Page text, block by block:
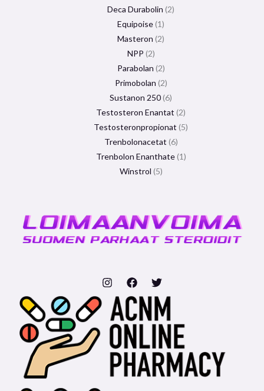
Deca Durabolin 2
Equipoise 1
Masteron 2
NPP 2
Parabolan 2
Primobolan 2
Sustanon 250 6
Testosteron Enantat 2
Testosteronpropionat 5
Trenbolonacetat 6
Trenbolon Enanthate 1
Winstrol 5